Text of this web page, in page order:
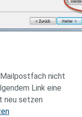
nicht
Link eine
neu setzen